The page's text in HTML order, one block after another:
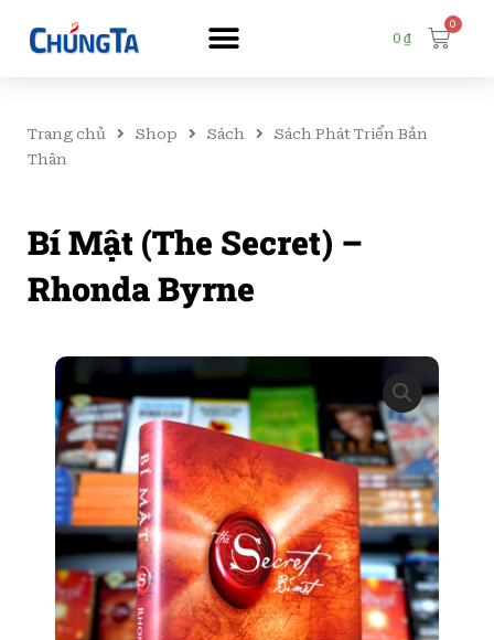
0 ₫
0
Cart
Trang chủ Shop Sách
Sách Phát Triển Bản
Thân
Bí Mật (The Secret) –
Rhonda Byrne